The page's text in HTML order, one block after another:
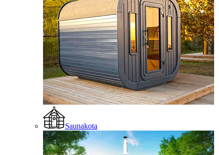
Saunakota